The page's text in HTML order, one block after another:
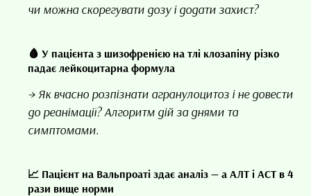
чи можна скорегувати дозу і додати захист?
🩸 У пацієнта з шизофренією на тлі клозапіну різко
падає лейкоцитарна формула
→ Як вчасно розпізнати агранулоцитоз і не довести
до реанімації? Алгоритм дій за днями та
симптомами.
📈 Пацієнт на Вальпроаті здає аналіз — а АЛТ і АСТ в 4
рази вище норми